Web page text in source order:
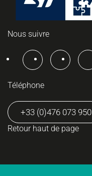
Nous suivre
Téléphone
+33 (0)476 073 950
Retour haut de page